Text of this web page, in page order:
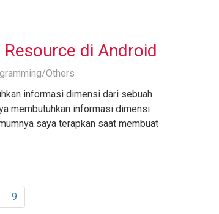
di Android
Others
informasi dimensi dari sebuah
membutuhkan informasi dimensi
saya terapkan saat membuat
9